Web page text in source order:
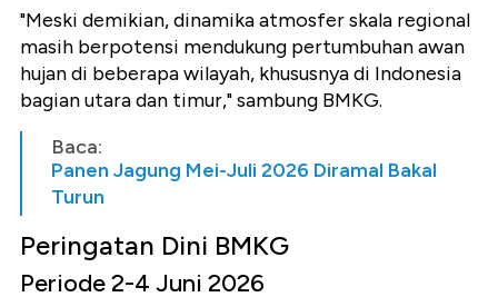
"Meski demikian, dinamika atmosfer skala regional
masih berpotensi mendukung pertumbuhan awan
hujan di beberapa wilayah, khususnya di Indonesia
bagian utara dan timur," sambung BMKG.
Baca:
Panen Jagung Mei-Juli 2026 Diramal Bakal
Turun
Peringatan Dini BMKG
Periode 2-4 Juni 2026